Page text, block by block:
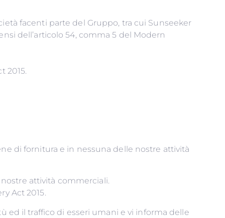
facenti parte del Gruppo, tra cui Sunseeker
dell’articolo 54, comma 5 del Modern
2015.
di fornitura e in nessuna delle nostre attività
attività commerciali.
Act 2015.
ed il traffico di esseri umani e vi informa delle